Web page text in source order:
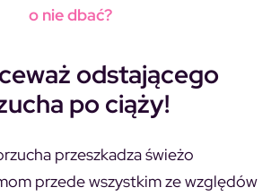
o nie dbać?
odstającego
po ciąży!
przeszkadza świeżo
przede wszystkim ze względów